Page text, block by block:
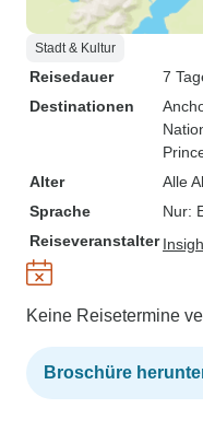
Stadt & Kultur
Reisedauer
7
Destinationen
Alter
Alle
Sprache
Nur:
Reiseveranstalter
Keine Reisetermine
Broschüre